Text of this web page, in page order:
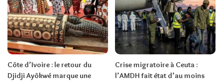
Côte d’Ivoire : le retour du
Djidji Ayôkwé marque une
Crise migratoire à Ceuta :
l’AMDH fait état d’au moins